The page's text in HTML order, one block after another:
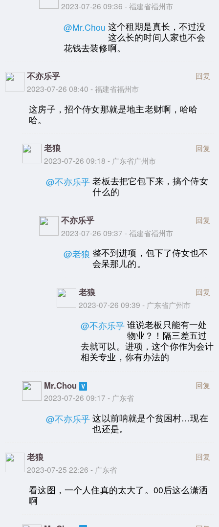
2023-07-26 09:36 - 福建省福州市
@Mr.Chou 这个租期是真长，不过没
这么长的时间人家也不会
花钱去装修啊。
不亦乐乎
2023-07-26 08:40 - 福建省福州市
回复
这房子，招个侍女那就是地主老财啊，哈哈
哈。
老狼
2023-07-26 09:18 - 广东省广州市
回复
@不亦乐乎 老板去把它包下来，搞个侍女
什么的
不亦乐乎
2023-07-26 09:37 - 福建省福州市
回复
@老狼 整不到进项，包下了侍女也不
会呆那儿的。
老狼
2023-07-26 09:39 - 广东省广州市
回复
@不亦乐乎 谁说老板只能有一处
物业？！隔三差五过
去就可以。进项，这个你作为会计
相关专业，你有办法的
Mr.Chou
2023-07-26 09:17 - 广东省
回复
@不亦乐乎 这以前呐就是个贫困村…现在
也还是。
老狼
2023-07-25 22:26 - 广东省
回复
看这图，一个人住真的太大了。00后这么潇洒
啊